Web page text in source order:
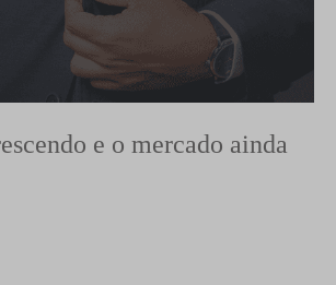
e o mercado ainda